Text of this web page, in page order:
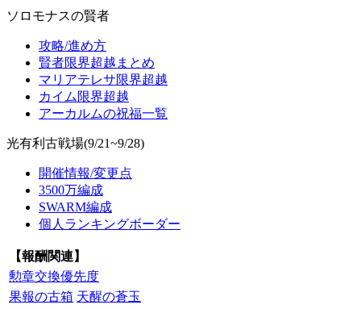
ソロモナスの賢者
攻略/進め方
賢者限界超越まとめ
マリアテレサ限界超越
カイム限界超越
アーカルムの祝福一覧
光有利古戦場(9/21~9/28)
開催情報/変更点
3500万編成
SWARM編成
個人ランキングボーダー
【報酬関連】
勲章交換優先度
果報の古箱 天醒の蒼玉